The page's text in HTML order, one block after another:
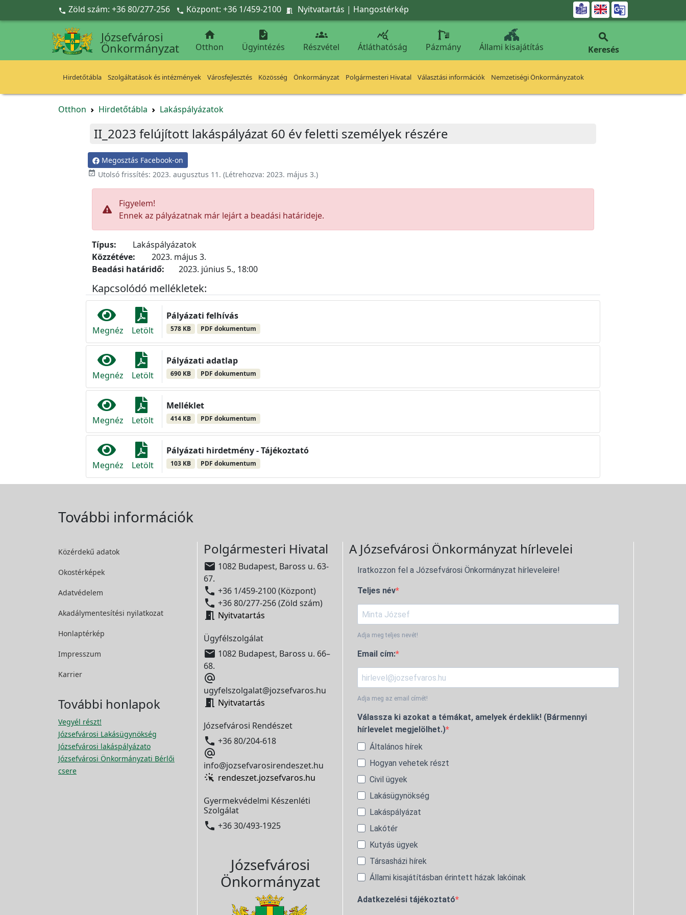
Ugrás a fő tartalomra
 Zöld szám: +36 80/277-256  Központ: +36 1/459-2100  Nyitvatartás | Hangostérkép 
Józsefvárosi
Önkormányzat

Otthon

Ügyintézés

Részvétel

Átláthatóság Pázmány Állami kisajátítás

Keresés
Hirdetőtábla Szolgáltatások és intézmények Városfejlesztés Közösség Önkormányzat Polgármesteri Hivatal Választási információk Nemzetiségi Önkormányzatok
Otthon Hirdetőtábla Lakáspályázatok
II_2023 felújított lakáspályázat 60 év feletti személyek részére
Megosztás Facebook-on
 Utolsó frissítés: 2023. augusztus 11. (Létrehozva: 2023. május 3.)
Figyelem!
Ennek az pályázatnak már lejárt a beadási határideje.
Típus:
Lakáspályázatok
Közzétéve:
2023. május 3.
Beadási határidő:
2023. június 5., 18:00
Kapcsolódó mellékletek:
Megnéz Letölt
Pályázati felhívás
578 KB PDF dokumentum
Megnéz Letölt
Pályázati adatlap
690 KB PDF dokumentum
Megnéz Letölt
Melléklet
414 KB PDF dokumentum
Megnéz Letölt
Pályázati hirdetmény - Tájékoztató
103 KB PDF dokumentum
További információk
Közérdekű adatok
Okostérképek
Adatvédelem
Akadálymentesítési nyilatkozat
Honlaptérkép
Impresszum
Karrier
További honlapok
Vegyél részt!
Józsefvárosi Lakásügynökség
Józsefvárosi lakáspályázato
Józsefvárosi Önkormányzati Bérlői
csere
Polgármesteri Hivatal
 1082 Budapest, Baross u. 63-
67.
 +36 1/459-2100 (Központ)
 +36 80/277-256 (Zöld szám)
 Nyitvatartás
Ügyfélszolgálat
 1082 Budapest, Baross u. 66–
68.

ugyfelszolgalat@jozsefvaros.hu
 Nyitvatartás
Józsefvárosi Rendészet
 +36 80/204-618

info@jozsefvarosirendeszet.hu
rendeszet.jozsefvaros.hu
Gyermekvédelmi Készenléti
Szolgálat
 +36 30/493-1925
Józsefvárosi
Önkormányzat
A Józsefvárosi Önkormányzat hírlevelei
Iratkozzon fel a Józsefvárosi Önkormányzat hírleveleire!
Teljes név
Adja meg teljes nevét!
Email cím:
Adja meg az email címét!
Válassza ki azokat a témákat, amelyek érdeklik! (Bármennyi
hírlevelet megjelölhet.)
Általános hírek
Hogyan vehetek részt
Civil ügyek
Lakásügynökség
Lakáspályázat
Lakótér
Kutyás ügyek
Társasházi hírek
Állami kisajátításban érintett házak lakóinak
Adatkezelési tájékoztató